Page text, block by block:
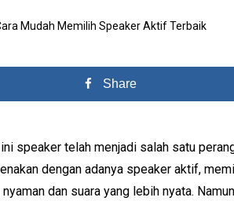
Share
speaker telah menjadi salah satu
dengan adanya speaker aktif,
dan suara yang lebih nyata.